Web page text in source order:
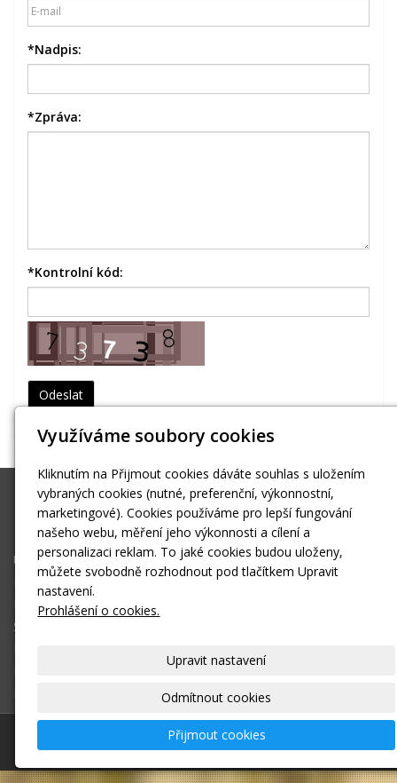
*Nadpis:
*Zpráva:
*Kontrolní kód:
Pavel Fedor
pavez4@volny.cz
Úvodní stránka
Kontakt
Kontaktní formulář
Šumava
Pavel Fedor–| Mapa webu
Využíváme soubory cookies
Kliknutím na Přijmout cookies dáváte souhlas s uložením
vybraných cookies (nutné, preferenční, výkonnostní,
marketingové). Cookies používáme pro lepší fungování
našeho webu, měření jeho výkonnosti a cílení a
personalizaci reklam. To jaké cookies budou uloženy,
můžete svobodně rozhodnout pod tlačítkem Upravit
nastavení.
Prohlášení o cookies.
Upravit nastavení
Odmítnout cookies
Přijmout cookies